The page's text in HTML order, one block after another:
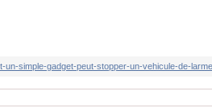
simple-gadget-peut-stopper-un-vehicule-de-